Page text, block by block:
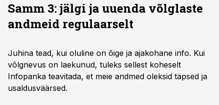
Samm 3: jälgi ja uuenda võlglaste
andmeid regulaarselt
Juhina tead, kui oluline on õige ja ajakohane info. Kui
võlgnevus on laekunud, tuleks sellest koheselt
Infopanka teavitada, et meie andmed oleksid täpsed ja
usaldusväärsed.